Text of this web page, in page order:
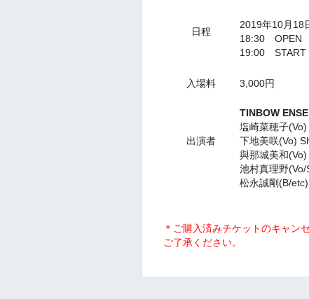
日程
2019年10月18
18:30 OPEN
19:00 START
入場料 3,000円
出演者
TINBOW
塩崎菜穂子
下地美咲(Vo)
與那城美和
池村真理野
松永誠剛(B/
＊ご購入済みチケットのキャン
ご了承ください。